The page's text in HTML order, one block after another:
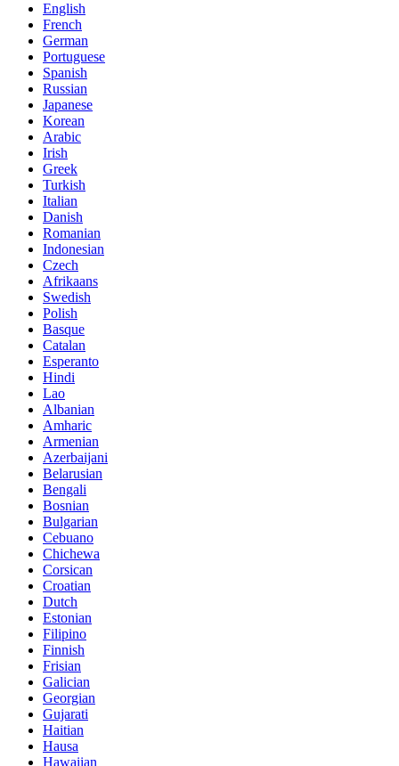
English
French
German
Portuguese
Spanish
Russian
Japanese
Korean
Arabic
Irish
Greek
Turkish
Italian
Danish
Romanian
Indonesian
Czech
Afrikaans
Swedish
Polish
Basque
Catalan
Esperanto
Hindi
Lao
Albanian
Amharic
Armenian
Azerbaijani
Belarusian
Bengali
Bosnian
Bulgarian
Cebuano
Chichewa
Corsican
Croatian
Dutch
Estonian
Filipino
Finnish
Frisian
Galician
Georgian
Gujarati
Haitian
Hausa
Hawaiian